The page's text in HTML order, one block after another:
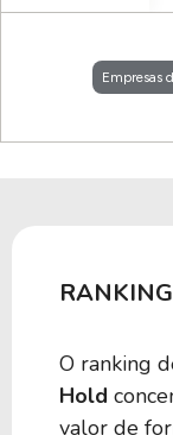
Empresas
O ranking
Hold
valor de